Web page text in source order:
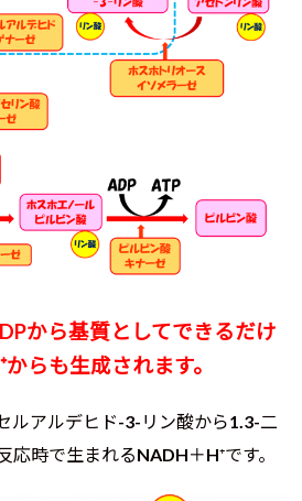
から基質としてできるだけ
らも生成されます。
ルアルデヒド-3-リン酸から1.3-二
時で生まれるNADH＋H⁺です。